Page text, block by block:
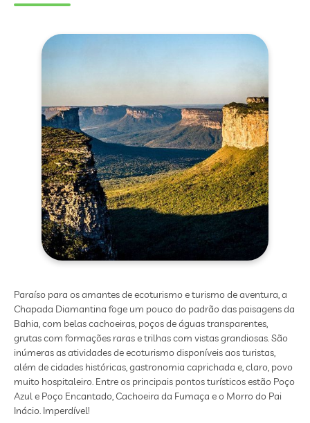
Paraíso para os amantes de ecoturismo e turismo de aventura, a
Chapada Diamantina foge um pouco do padrão das paisagens da
Bahia, com belas cachoeiras, poços de águas transparentes,
grutas com formações raras e trilhas com vistas grandiosas. São
inúmeras as atividades de ecoturismo disponíveis aos turistas,
além de cidades históricas, gastronomia caprichada e, claro, povo
muito hospitaleiro. Entre os principais pontos turísticos estão Poço
Azul e Poço Encantado, Cachoeira da Fumaça e o Morro do Pai
Inácio. Imperdível!